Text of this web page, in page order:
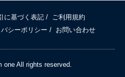
に基づく表記 / ご利用規約
シーポリシー / お問い合わせ
one All rights reserved.